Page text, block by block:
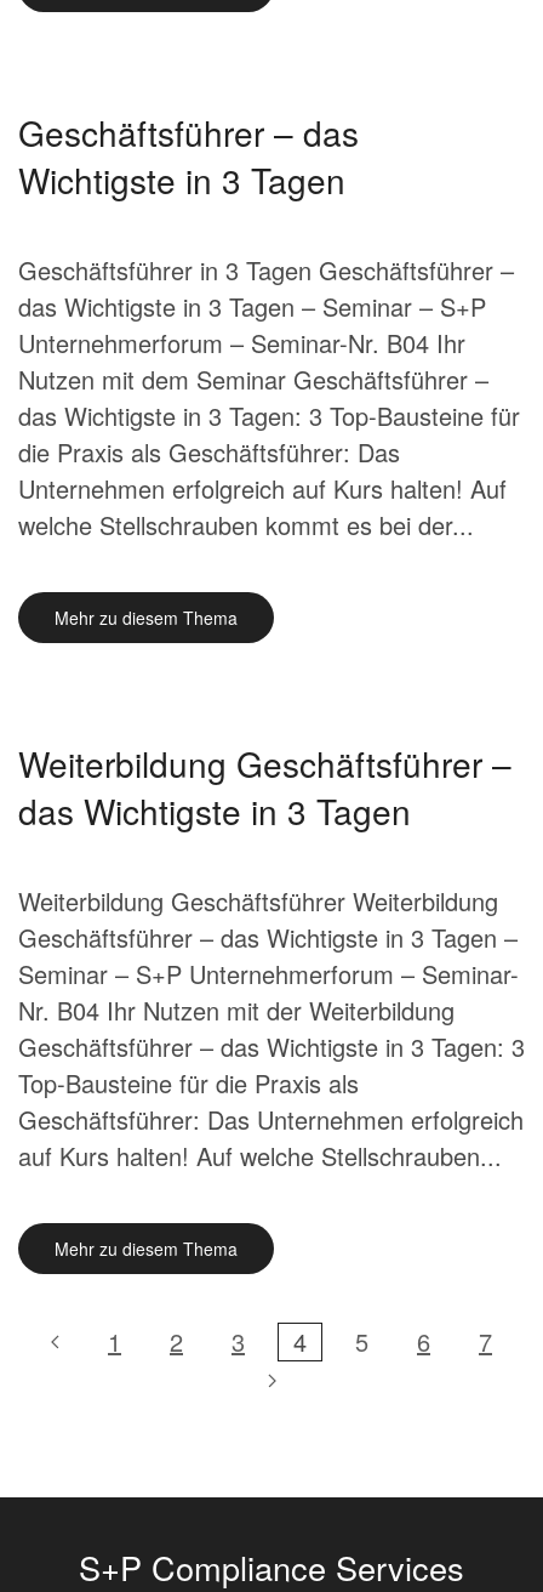
Geschäftsführer – das
Wichtigste in 3 Tagen
Geschäftsführer in 3 Tagen Geschäftsführer –
das Wichtigste in 3 Tagen – Seminar – S+P
Unternehmerforum – Seminar-Nr. B04 Ihr
Nutzen mit dem Seminar Geschäftsführer –
das Wichtigste in 3 Tagen: 3 Top-Bausteine für
die Praxis als Geschäftsführer: Das
Unternehmen erfolgreich auf Kurs halten! Auf
welche Stellschrauben kommt es bei der...
Mehr zu diesem Thema
Weiterbildung Geschäftsführer –
das Wichtigste in 3 Tagen
Weiterbildung Geschäftsführer Weiterbildung
Geschäftsführer – das Wichtigste in 3 Tagen –
Seminar – S+P Unternehmerforum – Seminar-
Nr. B04 Ihr Nutzen mit der Weiterbildung
Geschäftsführer – das Wichtigste in 3 Tagen: 3
Top-Bausteine für die Praxis als
Geschäftsführer: Das Unternehmen erfolgreich
auf Kurs halten! Auf welche Stellschrauben...
Mehr zu diesem Thema
1 2 3 4 5 6 7
S+P Compliance Services